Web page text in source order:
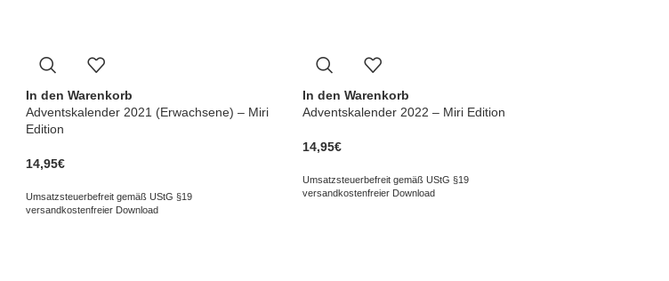
In den Warenkorb
Adventskalender 2021 (Erwachsene) – Miri
Edition
14,95€
Umsatzsteuerbefreit gemäß UStG §19
versandkostenfreier Download
In den Warenkorb
Adventskalender 2022 – Miri Edition
14,95€
Umsatzsteuerbefreit gemäß UStG §19
versandkostenfreier Download